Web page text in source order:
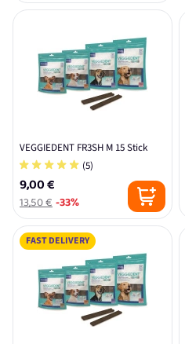
VEGGIEDENT FR3SH M 15 Stick
(5)
9,00 €
13,50 €-33%
FAST DELIVERY